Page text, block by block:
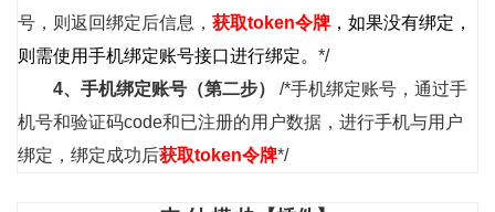
号，则返回绑定后信息， 获取token令牌 ，如果没有绑定，
则需使用手机绑定账号接口进行绑定。 */
4、 手机绑定账号（第二步）
/*手机绑定账号，通过手
机号和验证码code和已注册的用户数据，进行手机与用户
绑定，绑定成功后获取token令牌*/